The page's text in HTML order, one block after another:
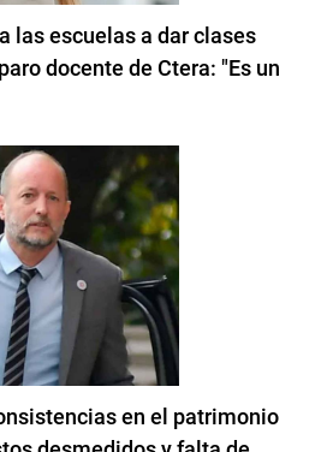
las escuelas a dar clases
docente de Ctera: "Es un
en el patrimonio